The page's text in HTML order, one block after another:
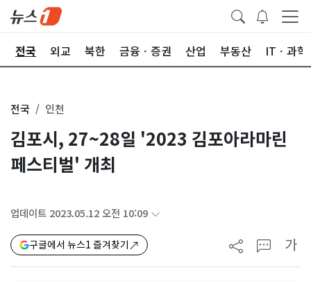
전국 외교 북한 금융ㆍ증권 산업 부동산 ITㆍ과학
전국 인천
김포시, 27~28일 '2023 김포아라마린
페스티벌' 개최
업데이트 2023.05.12 오전 10:09
구글에서 뉴스1 즐겨찾기 가